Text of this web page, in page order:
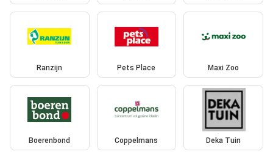
Ranzijn Pets Place Maxi Zoo
Boerenbond Coppelmans Deka Tuin